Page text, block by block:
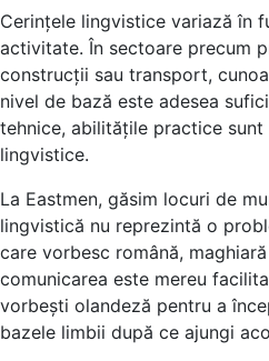
Cerințele lingvistice variază în
activitate. În sectoare precum
construcții sau transport,
nivel de bază este adesea
tehnice, abilitățile practice
lingvistice.
La Eastmen, găsim locuri de
lingvistică nu reprezintă o
care vorbesc română,
comunicarea este mereu
vorbești olandeză pentru a
bazele limbii după ce ajungi